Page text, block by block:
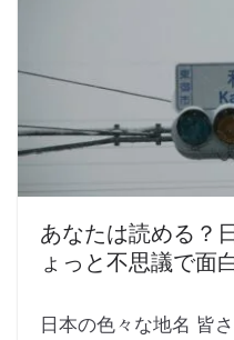
あなたは読める？
ょっと不思議で面
日本の色々な地名 皆